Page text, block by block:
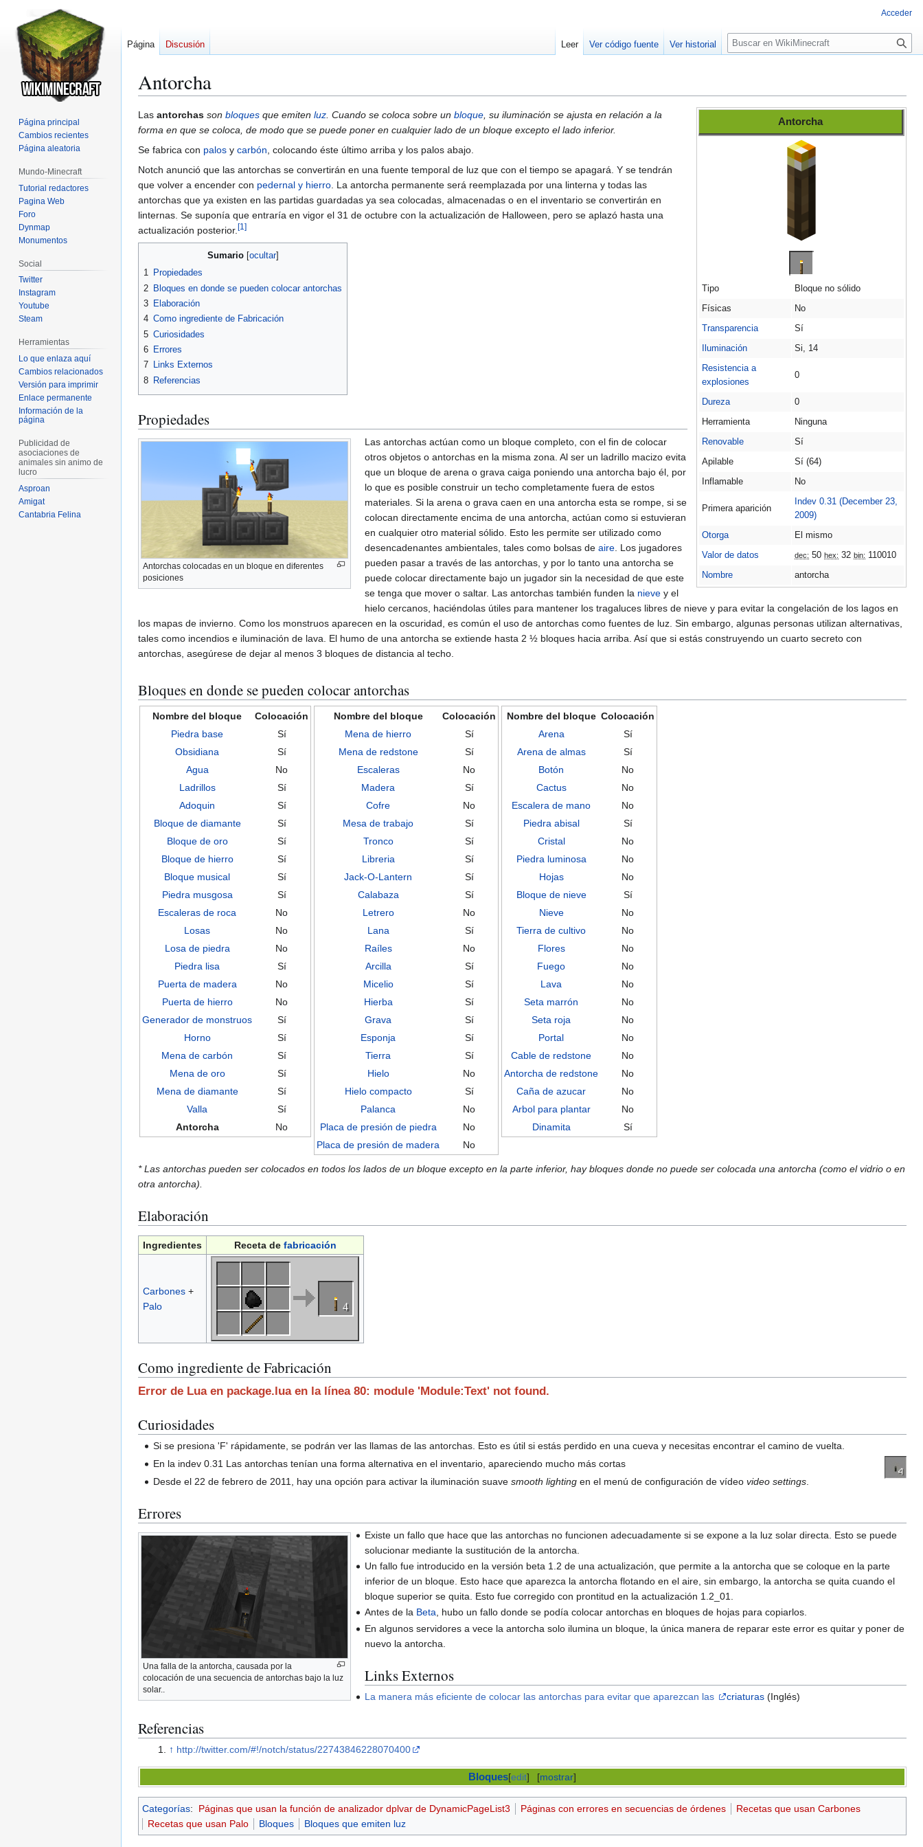
Antorcha
Ir
a
la
Ir
a
la
Antorcha
Tipo Bloque no sólido
Físicas No
Transparencia Sí
Iluminación Si, 14
Resistencia a
explosiones
0
Dureza 0
Herramienta Ninguna
Renovable Sí
Apilable Sí (64)
Inflamable No
Primera aparición
Indev 0.31 (December 23,
2009)
Otorga El mismo
Valor de datos dec: 50 hex: 32 bin: 110010
Nombre antorcha
Las antorchas son bloques que emiten luz. Cuando se coloca sobre un bloque, su iluminación se ajusta en relación a la
forma en que se coloca, de modo que se puede poner en cualquier lado de un bloque excepto el lado inferior.
Se fabrica con palos y carbón, colocando éste último arriba y los palos abajo.
Notch anunció que las antorchas se convertirán en una fuente temporal de luz que con el tiempo se apagará. Y se tendrán
que volver a encender con pedernal y hierro. La antorcha permanente será reemplazada por una linterna y todas las
antorchas que ya existen en las partidas guardadas ya sea colocadas, almacenadas o en el inventario se convertirán en
linternas. Se suponía que entraría en vigor el 31 de octubre con la actualización de Halloween, pero se aplazó hasta una
actualización posterior.[1]
Sumario
1 Propiedades
2 Bloques en donde se pueden colocar antorchas
3 Elaboración
4 Como ingrediente de Fabricación
5 Curiosidades
6 Errores
7 Links Externos
8 Referencias
Propiedades
Antorchas colocadas en un bloque en diferentes
posiciones
Las antorchas actúan como un bloque completo, con el fin de colocar
otros objetos o antorchas en la misma zona. Al ser un ladrillo macizo evita
que un bloque de arena o grava caiga poniendo una antorcha bajo él, por
lo que es posible construir un techo completamente fuera de estos
materiales. Si la arena o grava caen en una antorcha esta se rompe, si se
colocan directamente encima de una antorcha, actúan como si estuvieran
en cualquier otro material sólido. Esto les permite ser utilizado como
desencadenantes ambientales, tales como bolsas de aire. Los jugadores
pueden pasar a través de las antorchas, y por lo tanto una antorcha se
puede colocar directamente bajo un jugador sin la necesidad de que este
se tenga que mover o saltar. Las antorchas también funden la nievey el
hielo cercanos, haciéndolas útiles para mantener los tragaluces libres de nieve y para evitar la congelación de los lagos en
los mapas de invierno. Como los monstruos aparecen en la oscuridad, es común el uso de antorchas como fuentes de luz. Sin embargo, algunas personas utilizan alternativas,
tales como incendios e iluminación de lava. El humo de una antorcha se extiende hasta 2 ½ bloques hacia arriba. Así que si estás construyendo un cuarto secreto con
antorchas, asegúrese de dejar al menos 3 bloques de distancia al techo.
Bloques en donde se pueden colocar antorchas
Nombre del bloque
Colocación
Piedra base
Sí
Obsidiana
Sí
Agua
No
Ladrillos
Sí
Adoquin
Sí
Bloque de diamante
Sí
Bloque de oro
Sí
Bloque de hierro
Sí
Bloque musical
Sí
Piedra musgosa
Sí
Escaleras de roca
No
Losas
No
Losa de piedra
No
Piedra lisa
Sí
Puerta de madera
No
Puerta de hierro
No
Generador de monstruos
Sí
Horno
Sí
Mena de carbón
Sí
Mena de oro
Sí
Mena de diamante
Sí
Valla
Sí
Antorcha
No
Nombre del bloque
Colocación
Mena de hierro
Sí
Mena de redstone
Sí
Escaleras
No
Madera
Sí
Cofre
No
Mesa de trabajo
Sí
Tronco
Sí
Libreria
Sí
Jack-O-Lantern
Sí
Calabaza
Sí
Letrero
No
Lana
Sí
Raíles
No
Arcilla
Sí
Micelio
Sí
Hierba
Sí
Grava
Sí
Esponja
Sí
Tierra
Sí
Hielo
No
Hielo compacto
Sí
Palanca
No
Placa de presión de piedra
No
Placa de presión de madera
No
Nombre del bloque Colocación
Arena
Sí
Arena de almas
Sí
Botón
No
Cactus
No
Escalera de mano
No
Piedra abisal
Sí
Cristal
No
Piedra luminosa
No
Hojas
No
Bloque de nieve
Sí
Nieve
No
Tierra de cultivo
No
Flores
No
Fuego
No
Lava
No
Seta marrón
No
Seta roja
No
Portal
No
Cable de redstone
No
Antorcha de redstone
No
Caña de azucar
No
Arbol para plantar
No
Dinamita
Sí
* Las antorchas pueden ser colocados en todos los lados de un bloque excepto en la parte inferior, hay bloques donde no puede ser colocada una antorcha (como el vidrio o en
otra antorcha).
Elaboración
Ingredientes Receta de fabricación
Carbones+
Palo
4
Como ingrediente de Fabricación
Error de Lua en package.lua en la línea 80: module 'Module:Text' not found.
Curiosidades
Si se presiona 'F' rápidamente, se podrán ver las llamas de las antorchas. Esto es útil si estás perdido en una cueva y necesitas encontrar el camino de vuelta.
En la indev 0.31 Las antorchas tenían una forma alternativa en el inventario, apareciendo mucho más cortas
Desde el 22 de febrero de 2011, hay una opción para activar la iluminación suavesmooth lighting en el menú de configuración de vídeovideo settings.
Errores
Una falla de la antorcha, causada por la
colocación de una secuencia de antorchas bajo la luz
solar..
Existe un fallo que hace que las antorchas no funcionen adecuadamente si se expone a la luz solar directa. Esto se puede
solucionar mediante la sustitución de la antorcha.
Un fallo fue introducido en la versión beta 1.2 de una actualización, que permite a la antorcha que se coloque en la parte
inferior de un bloque. Esto hace que aparezca la antorcha flotando en el aire, sin embargo, la antorcha se quita cuando el
bloque superior se quita. Esto fue corregido con prontitud en la actualización 1.2_01.
Antes de la Beta, hubo un fallo donde se podía colocar antorchas en bloques de hojas para copiarlos.
En algunos servidores a vece la antorcha solo ilumina un bloque, la única manera de reparar este error es quitar y poner de
nuevo la antorcha.
Links Externos
La manera más eficiente de colocar las antorchas para evitar que aparezcan las criaturas(Inglés)
Referencias
↑ http://twitter.com/#!/notch/status/22743846228070400
Bloques[edit] [mostrar]
Categorías: Páginas que usan la función de analizador dplvar de DynamicPageList3 Páginas con errores en secuencias de órdenes
Recetas que usan Carbones
Recetas que usan Palo
Bloques Bloques que emiten luz
Acceder
Página Discusión Leer Ver código fuente Ver historial
B
u
a
Página principal
Cambios recientes
Página aleatoria
Mundo-Minecraft
Tutorial redactores
Pagina Web
Foro
Dynmap
Monumentos
Social
Twitter
Instagram
Youtube
Steam
Herramientas
Lo que enlaza aquí
Cambios relacionados
Versión para imprimir
Enlace permanente
Información de la
página
Publicidad de
asociaciones de
animales sin animo de
lucro
Asproan
Amigat
Cantabria Felina